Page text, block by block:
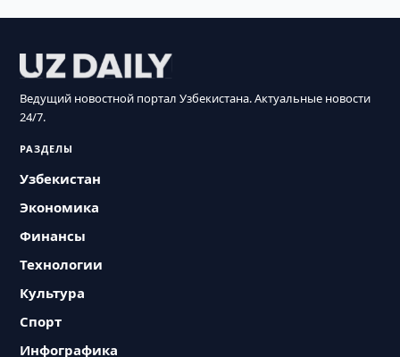
Ведущий новостной портал Узбекистана. Актуальные новости
24/7.
РАЗДЕЛЫ
Узбекистан
Экономика
Финансы
Технологии
Культура
Спорт
Инфографика